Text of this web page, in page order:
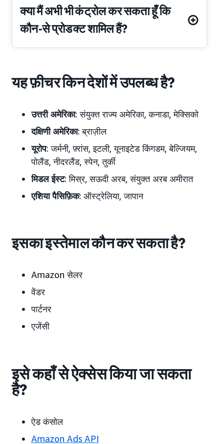
क्या मैं अभी भी कंट्रोल कर सकता हूँ कि
कौन-से प्रोडक्ट शामिल हैं?
यह फ़ीचर किन देशों में उपलब्ध है?
उत्तरी अमेरिका: संयुक्त राज्य अमेरिका, कनाडा, मेक्सिको
दक्षिणी अमेरिका: ब्राज़ील
यूरोप: जर्मनी, फ़्रांस, इटली, यूनाइटेड किंगडम, बेल्जियम,
पोलैंड, नीदरलैंड, स्पेन, तुर्की
मिडल ईस्ट: मिस्र, सऊदी अरब, संयुक्त अरब अमीरात
एशिया पैसिफ़िक: ऑस्ट्रेलिया, जापान
इसका इस्तेमाल कौन कर सकता है?
Amazon सेलर
वेंडर
पार्टनर
एजेंसी
इसे कहाँ से ऐक्सेस किया जा सकता
है?
ऐड कंसोल
Amazon Ads API